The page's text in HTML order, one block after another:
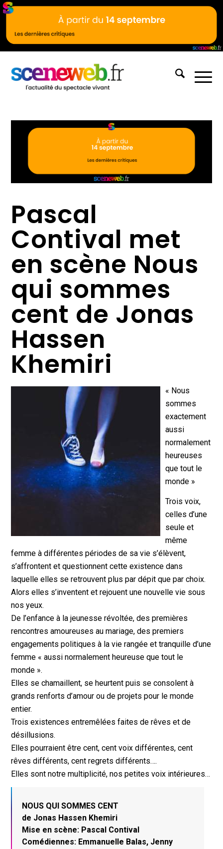
Pascal
Contival met
en scène Nous
qui sommes
cent de Jonas
Hassen
Khemiri
« Nous
sommes
exactement
aussi
normalement
heureuses
que tout le
monde »
Trois voix,
celles d’une
seule et
même
femme à différentes périodes de sa vie s’élèvent,
s’affrontent et questionnent cette existence dans
laquelle elles se retrouvent plus par dépit que par choix.
Alors elles s’inventent et rejouent une nouvelle vie sous
nos yeux.
De l’enfance à la jeunesse révoltée, des premières
rencontres amoureuses au mariage, des premiers
engagements politiques à la vie rangée et tranquille d’une
femme « aussi normalement heureuse que tout le
monde ».
Elles se chamaillent, se heurtent puis se consolent à
grands renforts d’amour ou de projets pour le monde
entier.
Trois existences entremêlées faites de rêves et de
désillusions.
Elles pourraient être cent, cent voix différentes, cent
rêves différents, cent regrets différents….
Elles sont notre multiplicité, nos petites voix intérieures…
NOUS QUI SOMMES CENT
de Jonas Hassen Khemiri
Mise en scène: Pascal Contival
Comédiennes: Emmanuelle Balas, Jenny